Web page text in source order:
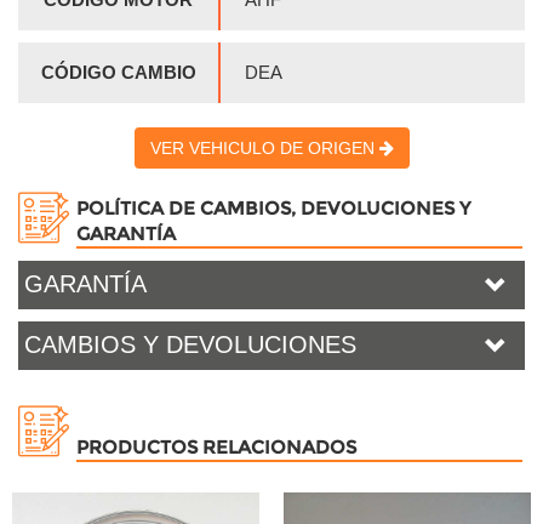
CÓDIGO CAMBIO DEA
VER VEHICULO DE ORIGEN
POLÍTICA DE CAMBIOS, DEVOLUCIONES Y
GARANTÍA
GARANTÍA
CAMBIOS Y DEVOLUCIONES
PRODUCTOS RELACIONADOS